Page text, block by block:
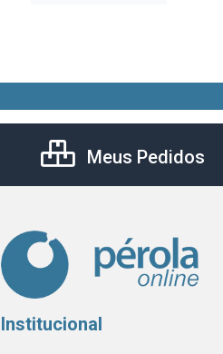
Meus Pedidos
Institucional